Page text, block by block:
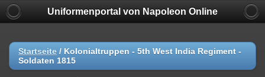
Uniformenportal von Napoleon Online
Startseite / Kolonialtruppen - 5th West India Regiment -
Soldaten 1815